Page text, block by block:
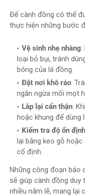
Để cành đồng có thể
thực hiện những bước
Vệ sinh nhẹ nhàng:
loại bỏ bụi, tránh
bóng của lá đồng.
Đặt nơi khô ráo:
ngăn ngừa mối mọt
Lắp lại cẩn thận:
hoặc khung để dùng
Kiểm tra độ ổn định
lại bằng keo gỗ
cố định.
Những công đoạn bảo
sẽ giúp cành đồng duy
nhiều năm lễ, mang lại